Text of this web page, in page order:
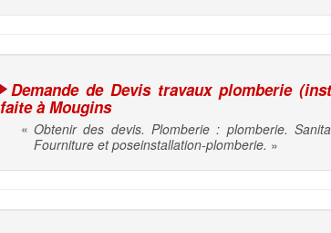
Demande de Devis travaux plomberie
faite à Mougins
« Obtenir des devis. Plomberie : plomberie.
Fourniture et poseinstallation-plomberie. »